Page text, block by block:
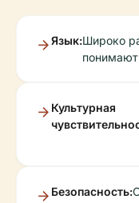
Язык:Широко
понимают
Культурная
Безопасность: